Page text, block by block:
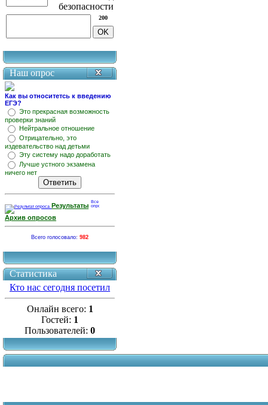
200
Наш опрос
Как вы относитетсь к введению
ЕГЭ?
Это прекрасная возможность
проверки знаний
Нейтральное отношение
Отрицательно, это
издевательство над детьми
Эту систему надо доработать
Лучше устного экзамена
ничего нет
Результаты
Архив опросов
Всего голосовало: 982
Статистика
Кто нас сегодня посетил
Онлайн всего: 1
Гостей: 1
Пользователей: 0